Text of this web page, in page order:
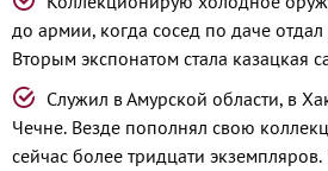
до армии, когда сосед по даче
Вторым экспонатом стала казацкая
Служил в Амурской области, в
Чечне. Везде пополнял свою
сейчас более тридцати